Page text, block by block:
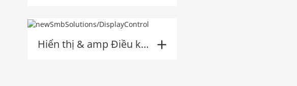
Hiển thị & amp Điều khiển